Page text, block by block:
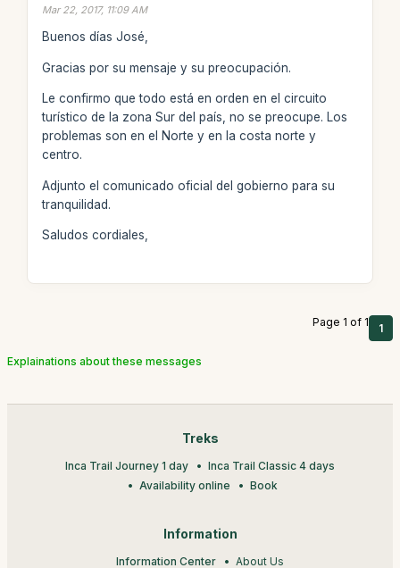
Mar 22, 2017, 11:09 AM
Buenos días José,
Gracias por su mensaje y su preocupación.
Le confirmo que todo está en orden en el circuito
turístico de la zona Sur del país, no se preocupe. Los
problemas son en el Norte y en la costa norte y
centro.
Adjunto el comunicado oficial del gobierno para su
tranquilidad.
Saludos cordiales,
Page 1 of 1 1
Explainations about these messages
Treks
Inca Trail Journey 1 day
Inca Trail Classic 4 days
Availability online
Book
Information
Information Center About Us